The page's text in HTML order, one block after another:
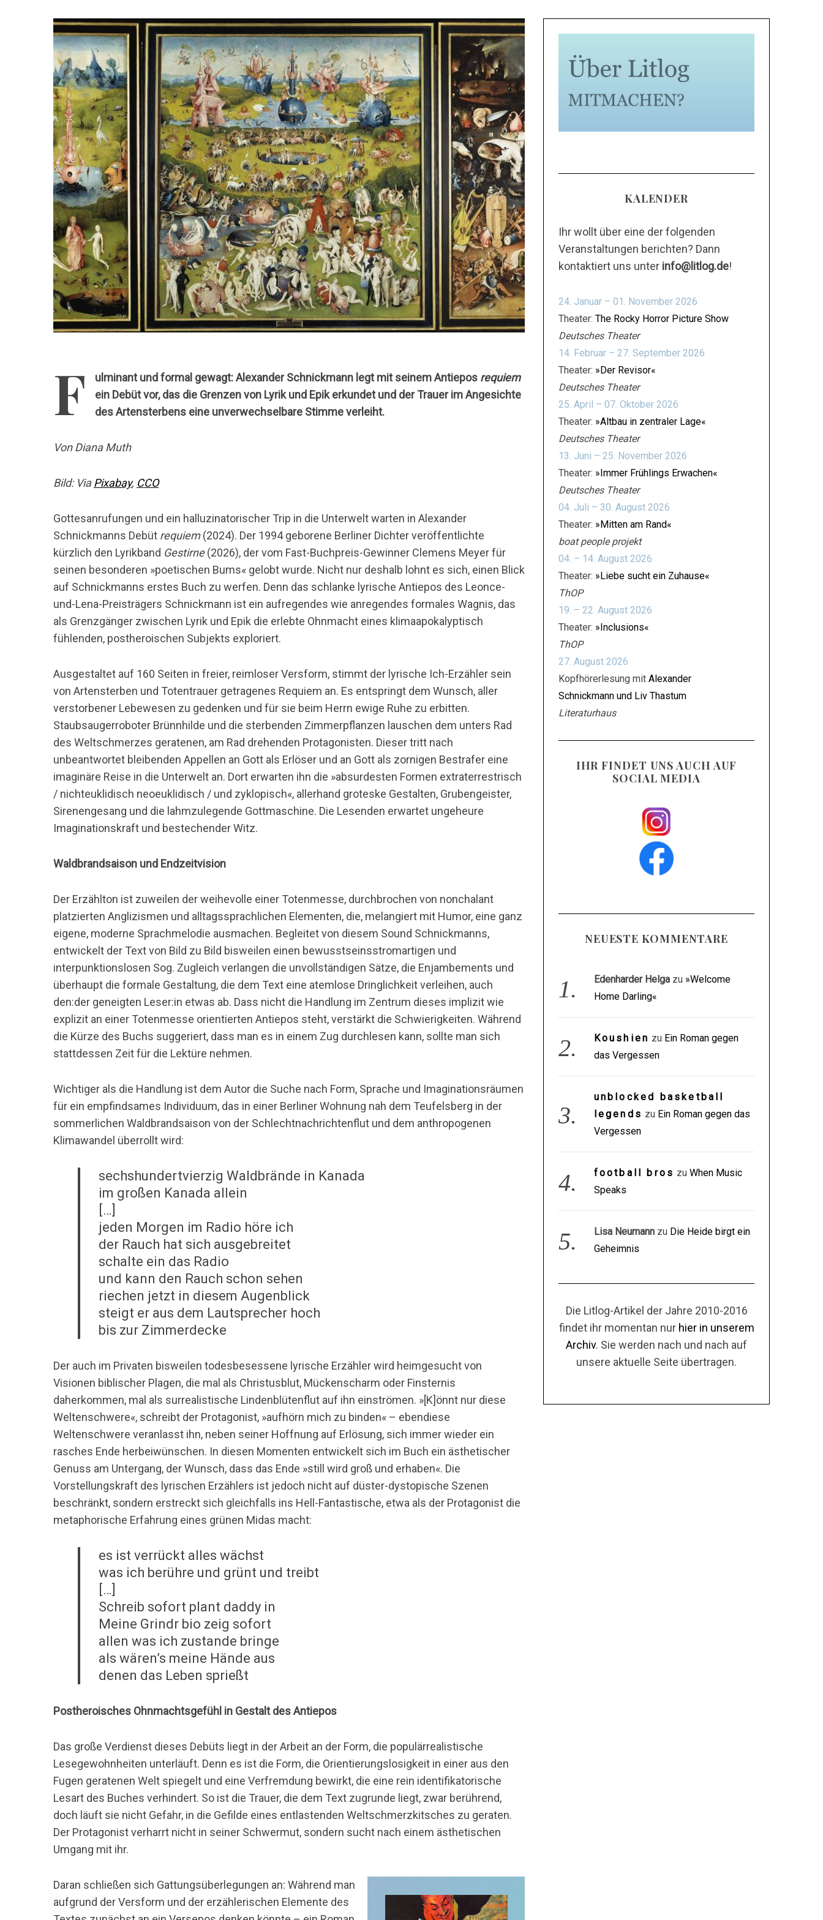
F ulminant und formal gewagt: Alexander Schnickmann legt mit seinem Antiepos requiem
ein Debüt vor, das die Grenzen von Lyrik und Epik erkundet und der Trauer im Angesichte
des Artensterbens eine unverwechselbare Stimme verleiht.
Von Diana Muth
Bild: ViaPixabay, CCO
Gottesanrufungen und ein halluzinatorischer Trip in die Unterwelt warten in Alexander
Schnickmanns Debüt requiem(2024). Der 1994 geborene Berliner Dichter veröffentlichte
kürzlich den Lyrikband Gestirne(2026), der vom Fast-Buchpreis-Gewinner Clemens Meyer für
seinen besonderen »poetischen Bums« gelobt wurde. Nicht nur deshalb lohnt es sich, einen Blick
auf Schnickmanns erstes Buch zu werfen. Denn das schlanke lyrische Antiepos des Leonce-
und-Lena-Preisträgers Schnickmann ist ein aufregendes wie anregendes formales Wagnis, das
als Grenzgänger zwischen Lyrik und Epik die erlebte Ohnmacht eines klimaapokalyptisch
fühlenden, postheroischen Subjekts exploriert.
Ausgestaltet auf 160 Seiten in freier, reimloser Versform, stimmt der lyrische Ich-Erzähler sein
von Artensterben und Totentrauer getragenes Requiem an. Es entspringt dem Wunsch, aller
verstorbener Lebewesen zu gedenken und für sie beim Herrn ewige Ruhe zu erbitten.
Staubsaugerroboter Brünnhilde und die sterbenden Zimmerpflanzen lauschen dem unters Rad
des Weltschmerzes geratenen, am Rad drehenden Protagonisten. Dieser tritt nach
unbeantwortet bleibenden Appellen an Gott als Erlöser und an Gott als zornigen Bestrafer eine
imaginäre Reise in die Unterwelt an. Dort erwarten ihn die »absurdesten Formen extraterrestrisch
/ nichteuklidisch neoeuklidisch / und zyklopisch«, allerhand groteske Gestalten, Grubengeister,
Sirenengesang und die lahmzulegende Gottmaschine. Die Lesenden erwartet ungeheure
Imaginationskraft und bestechender Witz.
Waldbrandsaison und Endzeitvision
Der Erzählton ist zuweilen der weihevolle einer Totenmesse, durchbrochen von nonchalant
platzierten Anglizismen und alltagssprachlichen Elementen, die, melangiert mit Humor, eine ganz
eigene, moderne Sprachmelodie ausmachen. Begleitet von diesem Sound Schnickmanns,
entwickelt der Text von Bild zu Bild bisweilen einen bewusstseinsstromartigen und
interpunktionslosen Sog. Zugleich verlangen die unvollständigen Sätze, die Enjambements und
überhaupt die formale Gestaltung, die dem Text eine atemlose Dringlichkeit verleihen, auch
den:der geneigten Leser:in etwas ab. Dass nicht die Handlung im Zentrum dieses implizit wie
explizit an einer Totenmesse orientierten Antiepos steht, verstärkt die Schwierigkeiten. Während
die Kürze des Buchs suggeriert, dass man es in einem Zug durchlesen kann, sollte man sich
stattdessen Zeit für die Lektüre nehmen.
Wichtiger als die Handlung ist dem Autor die Suche nach Form, Sprache und Imaginationsräumen
für ein empfindsames Individuum, das in einer Berliner Wohnung nah dem Teufelsberg in der
sommerlichen Waldbrandsaison von der Schlechtnachrichtenflut und dem anthropogenen
Klimawandel überrollt wird:
sechshundertvierzig Waldbrände in Kanada
im großen Kanada allein
[…]
jeden Morgen im Radio höre ich
der Rauch hat sich ausgebreitet
schalte ein das Radio
und kann den Rauch schon sehen
riechen jetzt in diesem Augenblick
steigt er aus dem Lautsprecher hoch
bis zur Zimmerdecke
Der auch im Privaten bisweilen todesbesessene lyrische Erzähler wird heimgesucht von
Visionen biblischer Plagen, die mal als Christusblut, Mückenscharm oder Finsternis
daherkommen, mal als surrealistische Lindenblütenflut auf ihn einströmen. »[K]önnt nur diese
Weltenschwere«, schreibt der Protagonist, »aufhörn mich zu binden« – ebendiese
Weltenschwere veranlasst ihn, neben seiner Hoffnung auf Erlösung, sich immer wieder ein
rasches Ende herbeiwünschen. In diesen Momenten entwickelt sich im Buch ein ästhetischer
Genuss am Untergang, der Wunsch, dass das Ende »still wird groß und erhaben«. Die
Vorstellungskraft des lyrischen Erzählers ist jedoch nicht auf düster-dystopische Szenen
beschränkt, sondern erstreckt sich gleichfalls ins Hell-Fantastische, etwa als der Protagonist die
metaphorische Erfahrung eines grünen Midas macht:
es ist verrückt alles wächst
was ich berühre und grünt und treibt
[…]
Schreib sofort plant daddy in
Meine Grindr bio zeig sofort
allen was ich zustande bringe
als wären’s meine Hände aus
denen das Leben sprießt
Postheroisches Ohnmachtsgefühl in Gestalt des Antiepos
Das große Verdienst dieses Debüts liegt in der Arbeit an der Form, die populärrealistische
Lesegewohnheiten unterläuft. Denn es ist die Form, die Orientierungslosigkeit in einer aus den
Fugen geratenen Welt spiegelt und eine Verfremdung bewirkt, die eine rein identifikatorische
Lesart des Buches verhindert. So ist die Trauer, die dem Text zugrunde liegt, zwar berührend,
doch läuft sie nicht Gefahr, in die Gefilde eines entlastenden Weltschmerzkitsches zu geraten.
Der Protagonist verharrt nicht in seiner Schwermut, sondern sucht nach einem ästhetischen
Umgang mit ihr.
Daran schließen sich Gattungsüberlegungen an: Während man
aufgrund der Versform und der erzählerischen Elemente des
KALENDER
Ihr wollt über eine der folgenden
Veranstaltungen berichten? Dann
kontaktiert uns unter info@litlog.de!
24. Januar – 01. November 2026
Theater: The Rocky Horror Picture Show
Deutsches Theater
14. Februar – 27. September 2026
Theater: »Der Revisor«
Deutsches Theater
25. April – 07. Oktober 2026
Theater: »Altbau in zentraler Lage«
Deutsches Theater
13. Juni – 25. November 2026
Theater: »Immer Frühlings Erwachen«
Deutsches Theater
04. Juli – 30. August 2026
Theater: »Mitten am Rand«
boat people projekt
04. – 14. August 2026
Theater: »Liebe sucht ein Zuhause«
ThOP
19. – 22. August 2026
Theater: »Inclusions«
ThOP
27. August 2026
Kopfhörerlesung mit Alexander
Schnickmann und Liv Thastum
Literaturhaus
IHR FINDET UNS AUCH AUF
SOCIAL MEDIA
NEUESTE KOMMENTARE
Edenharder Helgazu »Welcome
Home Darling«
Koushien zu Ein Roman gegen
das Vergessen
unblocked basketball
legends zu Ein Roman gegen das
Vergessen
football bros zuWhen Music
Speaks
Lisa Neumannzu Die Heide birgt ein
Geheimnis
Die Litlog-Artikel der Jahre 2010-2016
findet ihr momentan nur hier in unserem
Archiv. Sie werden nach und nach auf
unsere aktuelle Seite übertragen.
u
c
h
n
n
a
c
: